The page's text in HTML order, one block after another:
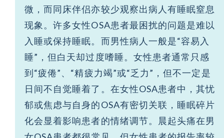
微，而同床伴侣亦较少观察出病人有睡眠窒息
现象。许多女性OSA患者最困扰的问题是难以
入睡或保持睡眠。而男性病人一般是“容易入
睡”，但白天却过度嗜睡。女性患者通常只感
到“疲倦”、“精疲力竭”或“乏力”，但不一定是
日间不自觉睡着了。在女性OSA患者中，其忧
郁或焦虑与自身的OSA有密切关联，睡眠碎片
化会显着影响患者的情绪调节。晨起头痛在男